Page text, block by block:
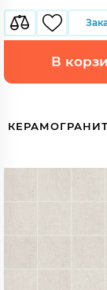
В
КЕРАМОГРАНИТ